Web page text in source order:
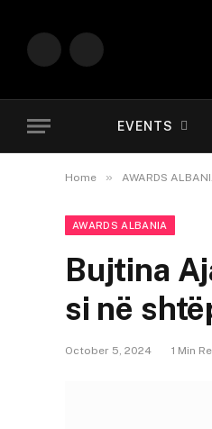
InstagramYouTube
EVENTS
Home » AWARDS
AWARDS ALBANIA
Bujtina
si në
October 5, 2024 1 Min